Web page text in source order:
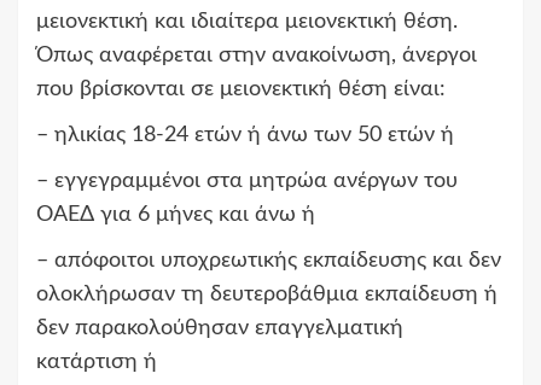
μειονεκτική και ιδιαίτερα μειονεκτική θέση.
Όπως αναφέρεται στην ανακοίνωση, άνεργοι
που βρίσκονται σε μειονεκτική θέση είναι:
– ηλικίας 18-24 ετών ή άνω των 50 ετών ή
– εγγεγραμμένοι στα μητρώα ανέργων του
ΟΑΕΔ για 6 μήνες και άνω ή
– απόφοιτοι υποχρεωτικής εκπαίδευσης και δεν
ολοκλήρωσαν τη δευτεροβάθμια εκπαίδευση ή
δεν παρακολούθησαν επαγγελματική
κατάρτιση ή